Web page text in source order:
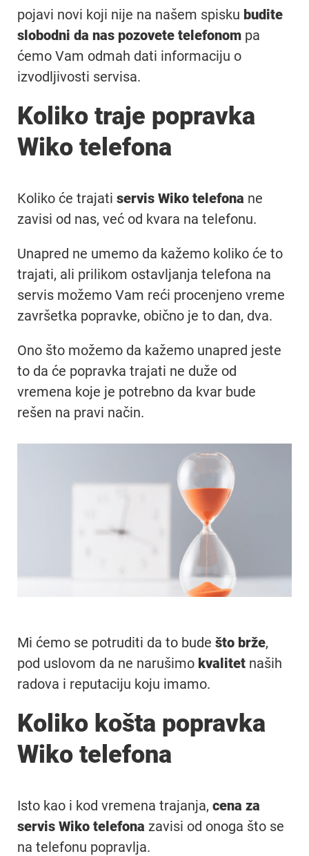
pojavi novi koji nije na našem spisku budite
slobodni da nas pozovete telefonom pa
ćemo Vam odmah dati informaciju o
izvodljivosti servisa.
Koliko traje popravka
Wiko telefona
Koliko će trajati servis Wiko telefona ne
zavisi od nas, već od kvara na telefonu.
Unapred ne umemo da kažemo koliko će to
trajati, ali prilikom ostavljanja telefona na
servis možemo Vam reći procenjeno vreme
završetka popravke, obično je to dan, dva.
Ono što možemo da kažemo unapred jeste
to da će popravka trajati ne duže od
vremena koje je potrebno da kvar bude
rešen na pravi način.
Mi ćemo se potruditi da to bude što brže,
pod uslovom da ne narušimo kvalitet naših
radova i reputaciju koju imamo.
Koliko košta popravka
Wiko telefona
Isto kao i kod vremena trajanja, cena za
servis Wiko telefona zavisi od onoga što se
na telefonu popravlja.